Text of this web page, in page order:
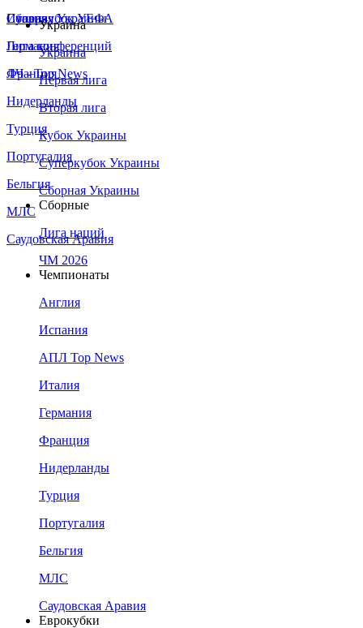
Сборная Украины
Италия
Германия
Франция
Нидерланды
Турция
Португалия
Бельгия
МЛС
Саудовская Аравия
Суперкубок УЕФА
Лига конференций
ЛЧ - Top News
Украина
Украина
Первая лига
Вторая лига
Кубок Украины
Суперкубок Украины
Сборная Украины
Сборные
Лига наций
ЧМ 2026
Чемпионаты
Англия
Испания
АПЛ Top News
Италия
Германия
Франция
Нидерланды
Турция
Португалия
Бельгия
МЛС
Саудовская Аравия
Еврокубки